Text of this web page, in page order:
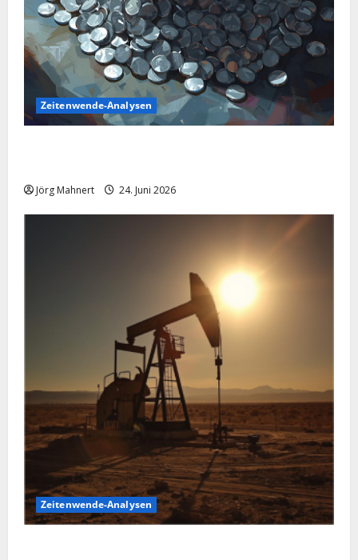
Zeitenwende-Analysen
Jörg Mahnert 24. Juni 2026
Zeitenwende-Analysen